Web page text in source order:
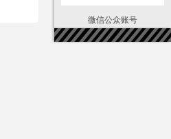
微信公众账号